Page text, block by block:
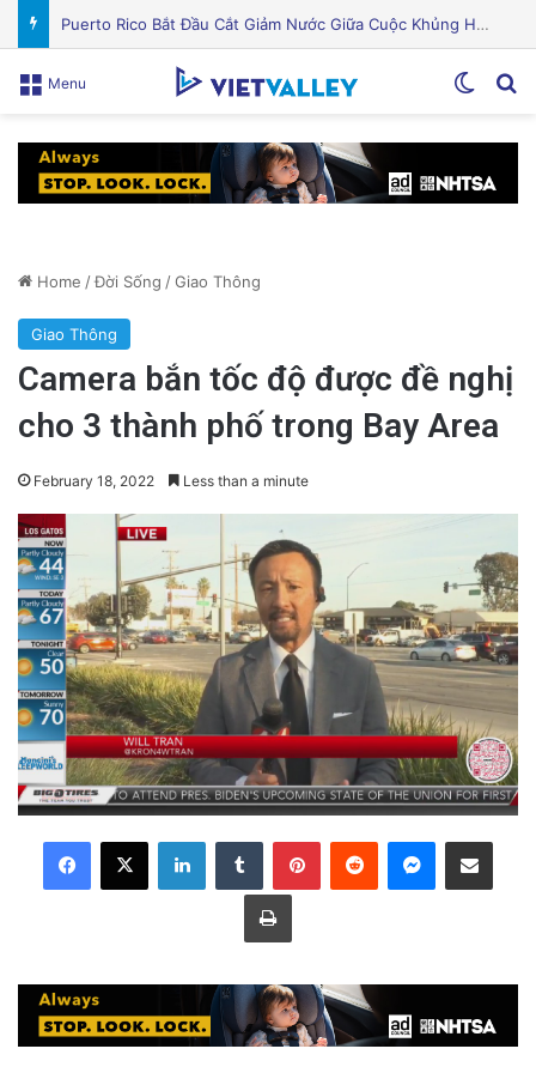
Quỹ Đất Silicon Valley Khởi Động Nâng Cấp Căn Hộ Cũ Kỹ Thuật Hiện Đại
Menu
Home /Đời Sống /Giao Thông
Giao Thông
Camera bắn tốc độ được đề nghị
cho 3 thành phố trong Bay Area
February 18, 2022 Less than a minute
LinkedInTumblr PinterestReddit Messenger
Share via Email
Print